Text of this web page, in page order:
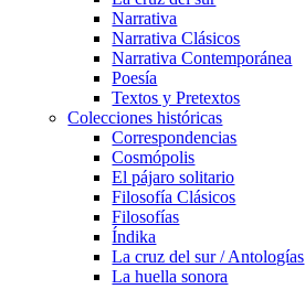
Narrativa
Narrativa Clásicos
Narrativa Contemporánea
Poesía
Textos y Pretextos
Colecciones históricas
Correspondencias
Cosmópolis
El pájaro solitario
Filosofía Clásicos
Filosofías
Índika
La cruz del sur / Antologías
La huella sonora